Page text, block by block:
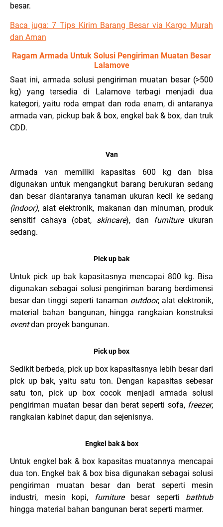
besar.
Baca juga: 7 Tips Kirim Barang Besar via Kargo Murah
dan Aman
Ragam Armada Untuk Solusi Pengiriman Muatan Besar
Lalamove
Saat ini, armada solusi pengiriman muatan besar (>500
kg) yang tersedia di Lalamove terbagi menjadi dua
kategori, yaitu roda empat dan roda enam, di antaranya
armada van, pickup bak & box, engkel bak & box, dan truk
CDD.
Van
Armada van memiliki kapasitas 600 kg dan bisa
digunakan untuk mengangkut barang berukuran sedang
dan besar diantaranya tanaman ukuran kecil ke sedang
(indoor), alat elektronik, makanan dan minuman, produk
sensitif cahaya (obat, skincare), dan furnitureukuran
sedang.
Pick up bak
Untuk pick up bak kapasitasnya mencapai 800 kg. Bisa
digunakan sebagai solusi pengiriman barang berdimensi
besar dan tinggi seperti tanaman outdoor, alat elektronik,
material bahan bangunan, hingga rangkaian konstruksi
eventdan proyek bangunan.
Pick up box
Sedikit berbeda, pick up box kapasitasnya lebih besar dari
pick up bak, yaitu satu ton. Dengan kapasitas sebesar
satu ton, pick up box cocok menjadi armada solusi
pengiriman muatan besar dan berat seperti sofa, freezer,
rangkaian kabinet dapur, dan sejenisnya.
Engkel bak & box
Untuk engkel bak & box kapasitas muatannya mencapai
dua ton. Engkel bak & box bisa digunakan sebagai solusi
pengiriman muatan besar dan berat seperti mesin
industri, mesin kopi,
furniturebesar seperti bathtub
hingga material bahan bangunan berat seperti marmer.